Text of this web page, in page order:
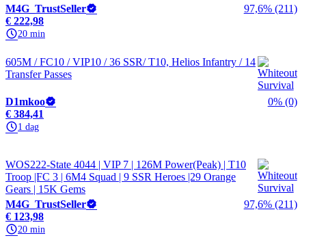
M4G_TrustSeller
97,6% (211)
€ 222,98
20 min
605M / FC10 / VIP10 / 36 SSR/ T10, Helios Infantry / 14
Transfer Passes
D1mkoo
0% (0)
€ 384,41
1 dag
WOS222-State 4044 | VIP 7 | 126M Power(Peak) | T10
Troop |FC 3 | 6M4 Squad | 9 SSR Heroes |29 Orange
Gears | 15K Gems
M4G_TrustSeller
97,6% (211)
€ 123,98
20 min